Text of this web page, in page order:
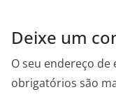
Deixe um
O seu endereço
obrigatórios são